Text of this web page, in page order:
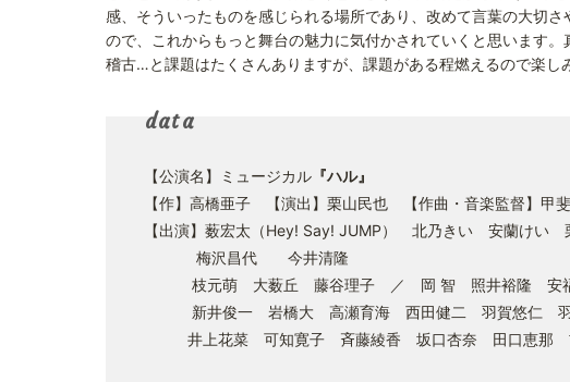
感、そういったものを感じられる場所であり、改めて言葉の大切
ので、これからもっと舞台の魅力に気付かされていくと思います
稽古…と課題はたくさんありますが、課題がある程燃えるので楽し
data
【公演名】ミュージカル 『ハル』
【作】高橋亜子 【演出】栗山民也 【作曲・音楽監督】甲
【出演】薮宏太（Hey! Say! JUMP） 北乃きい 安蘭
梅沢昌代 今井清隆
枝元萌 大薮丘 藤谷理子 ／ 岡 智 照井裕隆 安
新井俊一 岩橋大 高瀬育海 西田健二 羽賀悠仁 羽
井上花菜 可知寛子 斉藤綾香 坂口杏奈 田